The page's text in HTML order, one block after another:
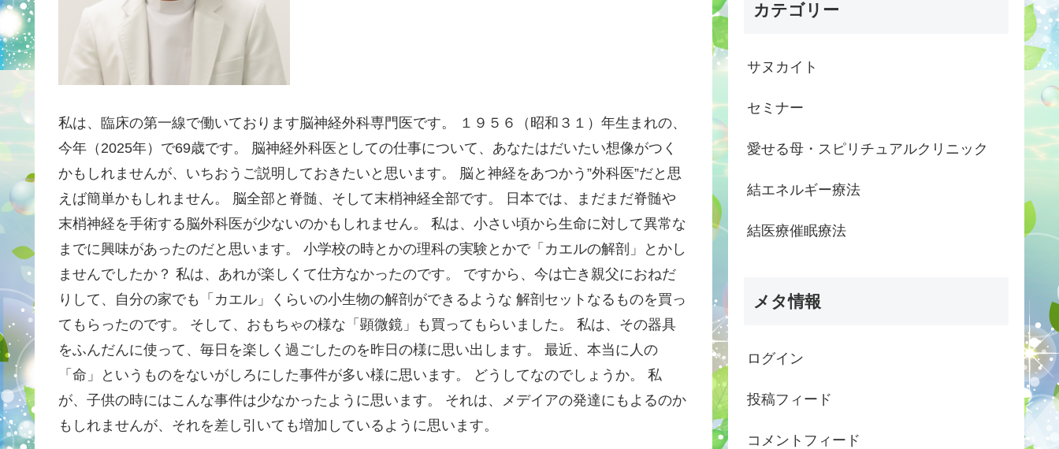
私は、臨床の第一線で働いております脳神経外科専門医です。 １９５６（昭和３１）年生まれの、
今年（2025年）で69歳です。 脳神経外科医としての仕事について、あなたはだいたい想像がつく
かもしれませんが、いちおうご説明しておきたいと思います。 脳と神経をあつかう”外科医”だと思
えば簡単かもしれません。 脳全部と脊髄、そして末梢神経全部です。 日本では、まだまだ脊髄や
末梢神経を手術する脳外科医が少ないのかもしれません。 私は、小さい頃から生命に対して異常な
までに興味があったのだと思います。 小学校の時とかの理科の実験とかで「カエルの解剖」とかし
ませんでしたか？ 私は、あれが楽しくて仕方なかったのです。 ですから、今は亡き親父におねだ
りして、自分の家でも「カエル」くらいの小生物の解剖ができるような 解剖セットなるものを買っ
てもらったのです。 そして、おもちゃの様な「顕微鏡」も買ってもらいました。 私は、その器具
をふんだんに使って、毎日を楽しく過ごしたのを昨日の様に思い出します。 最近、本当に人の
「命」というものをないがしろにした事件が多い様に思います。 どうしてなのでしょうか。 私
が、子供の時にはこんな事件は少なかったように思います。 それは、メデイアの発達にもよるのか
もしれませんが、それを差し引いても増加しているように思います。
カテゴリー
サヌカイト
セミナー
愛せる母・スピリチュアルクリニック
結エネルギー療法
結医療催眠療法
メタ情報
ログイン
投稿フィード
コメントフィード